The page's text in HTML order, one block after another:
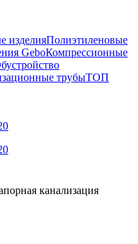
изделияПолиэтиленовые
GeboКомпрессионные
трубыТОП
канализация